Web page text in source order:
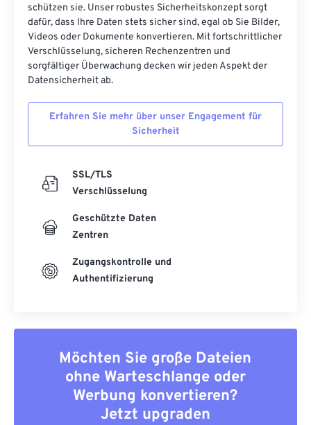
schützen sie. Unser robustes Sicherheitskonzept sorgt
dafür, dass Ihre Daten stets sicher sind, egal ob Sie Bilder,
Videos oder Dokumente konvertieren. Mit fortschrittlicher
Verschlüsselung, sicheren Rechenzentren und
sorgfältiger Überwachung decken wir jeden Aspekt der
Datensicherheit ab.
Erfahren Sie mehr über unser Engagement für
Sicherheit
SSL/TLS
Verschlüsselung
Geschützte Daten
Zentren
Zugangskontrolle und
Authentifizierung
Möchten Sie große Dateien
ohne Warteschlange oder
Werbung konvertieren?
Jetzt upgraden